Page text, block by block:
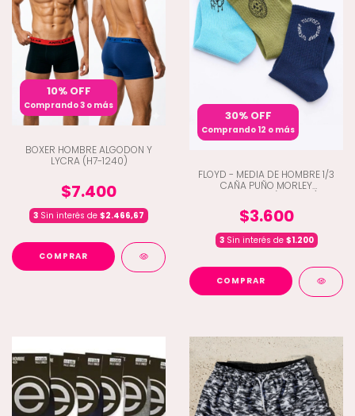
10% OFF
Comprando 3 o más
BOXER HOMBRE ALGODON Y
LYCRA (H7-1240)
$7.400
3 Sin interés de $2.466,67
COMPRAR
30% OFF
Comprando 12 o más
FLOYD - MEDIA DE HOMBRE 1/3
CAÑA PUÑO MORLEY
$3.600
3Sin interés de $1.200
COMPRAR